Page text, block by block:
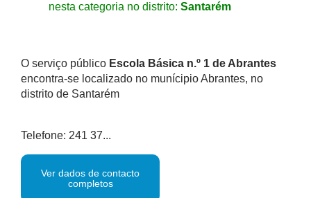
nesta categoria no distrito: Santarém
O serviço público Escola Básica n.º 1 de Abrantes
encontra-se localizado no munícipio Abrantes, no
distrito de Santarém
Telefone: 241 37...
Ver dados de contacto
completos